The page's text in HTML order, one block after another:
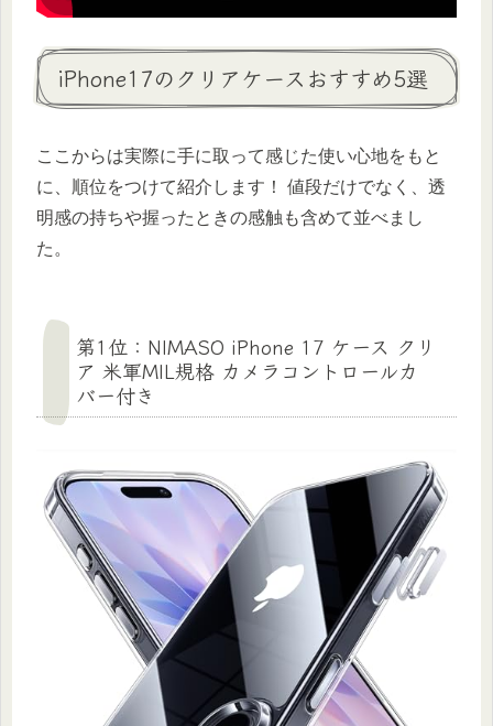
iPhone17のクリアケースおすすめ5選
ここからは実際に手に取って感じた使い心地をもと
に、順位をつけて紹介します！ 値段だけでなく、透
明感の持ちや握ったときの感触も含めて並べまし
た。
第1位：NIMASO iPhone 17 ケース クリ
ア 米軍MIL規格 カメラコントロールカ
バー付き